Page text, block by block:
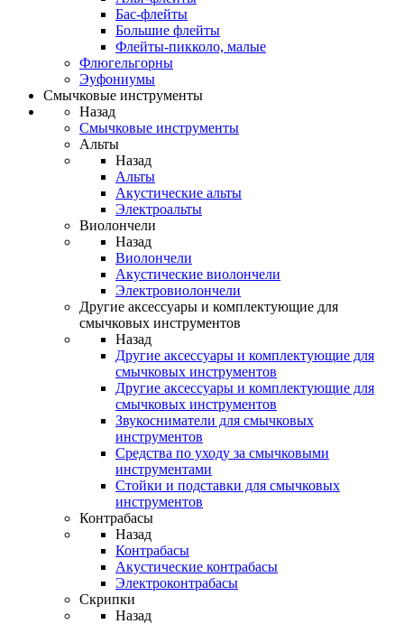
Бас-флейты
Большие флейты
Флейты-пикколо, малые
Флюгельгорны
Эуфониумы
Смычковые инструменты
Назад
Смычковые инструменты
Альты
Назад
Альты
Акустические альты
Электроальты
Виолончели
Назад
Виолончели
Акустические виолончели
Электровиолончели
Другие аксессуары и комплектующие для
смычковых инструментов
Назад
Другие аксессуары и комплектующие для
смычковых инструментов
Другие аксессуары и комплектующие для
смычковых инструментов
Звукосниматели для смычковых
инструментов
Средства по уходу за смычковыми
инструментами
Стойки и подставки для смычковых
инструментов
Контрабасы
Назад
Контрабасы
Акустические контрабасы
Электроконтрабасы
Скрипки
Назад